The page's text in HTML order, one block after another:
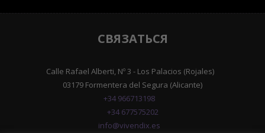
СВЯЗАТЬСЯ
Calle Rafael Alberti, Nº 3 - Los Palacios (Rojales)
03179 Formentera del Segura (Alicante)
+34 966713198
+34 677575202
info@vivendix.es